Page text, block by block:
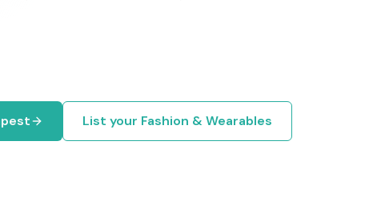
List your Fashion & Wearables